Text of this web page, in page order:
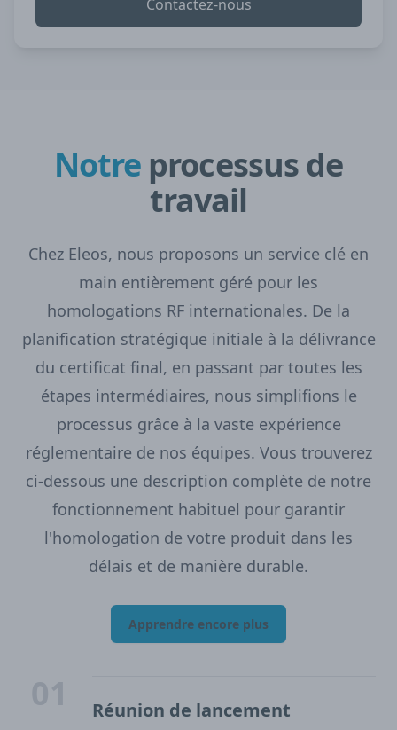
Contactez-nous
Notre processus de
travail
Chez Eleos, nous proposons un service clé en
main entièrement géré pour les
homologations RF internationales. De la
planification stratégique initiale à la délivrance
du certificat final, en passant par toutes les
étapes intermédiaires, nous simplifions le
processus grâce à la vaste expérience
réglementaire de nos équipes. Vous trouverez
ci-dessous une description complète de notre
fonctionnement habituel pour garantir
l'homologation de votre produit dans les
délais et de manière durable.
Apprendre encore plus
Réunion de lancement